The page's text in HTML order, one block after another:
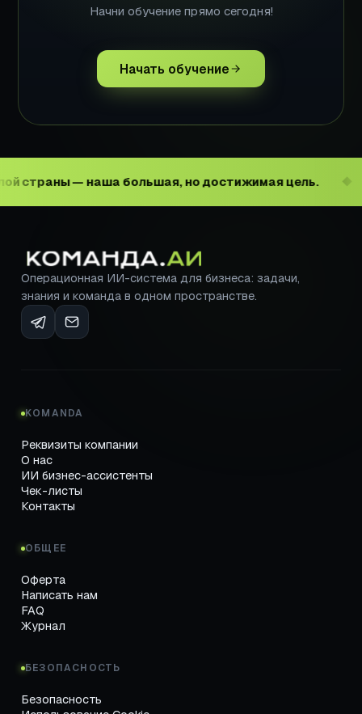
Начни обучение прямо сегодня!
Начать обучение
— наша большая, но достижимая цель. ◆
Операционная ИИ-система для бизнеса: задачи,
знания и команда в одном пространстве.
KOMANDA
Реквизиты компании
О нас
ИИ бизнес-ассистенты
Чек-листы
Контакты
ОБЩЕЕ
Оферта
Написать нам
FAQ
Журнал
БЕЗОПАСНОСТЬ
Безопасность